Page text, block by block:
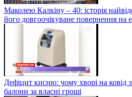
Маколею Калкіну – 40: історія
його довгоочікуване повернення на
Дефіцит кисню: чому хворі на ковід
балони за власні гроші